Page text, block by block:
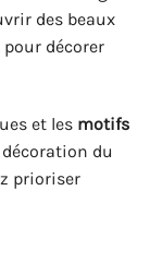
des beaux
décorer
et les motifs
du
prioriser